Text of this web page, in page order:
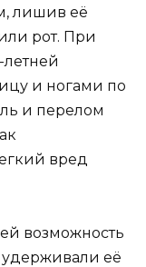
лишив её
рот. При
и ногами по
и перелом
вред
возможность
удерживали её